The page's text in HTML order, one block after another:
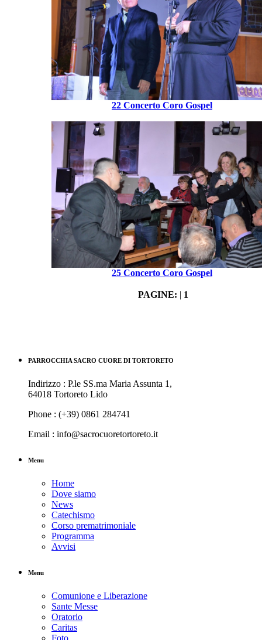
22 Concerto Coro Gospel
25 Concerto Coro Gospel
PAGINE: | 1
PARROCCHIA SACRO CUORE DI TORTORETO
Indirizzo : P.le SS.ma Maria Assunta 1,
64018 Tortoreto Lido
Phone : (+39) 0861 284741
Email : info@sacrocuoretortoreto.it
Menu
Home
Dove siamo
News
Catechismo
Corso prematrimoniale
Programma
Avvisi
Menu
Comunione e Liberazione
Sante Messe
Oratorio
Caritas